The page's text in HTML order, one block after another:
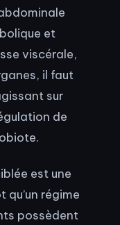
et
viscérale,
il faut
sur
de
est une
régime
possèdent